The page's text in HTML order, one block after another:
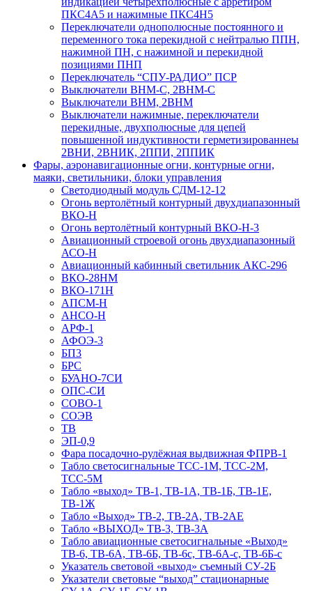
ПКС4А5 и нажимные ПКС4Н5
Переключатели однополюсные постоянного и
переменного тока перекидной с нейтралью ППН,
нажимной ПН, с нажимной и перекидной
позициями ПНП
Переключатель “СПУ-РАДИО” ПСР
Выключатели ВНМ-С, 2ВНМ-С
Выключатели ВНМ, 2ВНМ
Выключатели нажимные, переключатели
перекидные, двухполюсные для цепей
повышенной индуктивности герметизированнеы
2ВНИ, 2ВНИК, 2ППИ, 2ППИК
Фары, аэронавигационные огни, контyрные огни,
маяки, светильники, блоки управления
Светодиодный модуль СДМ-12-12
Огонь вертолётный контурный двухдиапазонный
ВКО-Н
Огонь вертолётный контурный ВКО-Н-3
Авиационный строевой огонь двухдиапазонный
АСО-Н
Авиационный кабинный светильник АКС-296
ВКО-28НМ
ВКО-171Н
АПСМ-Н
АНСО-Н
АРФ-1
АФОЭ-3
БП3
БРС
БУАНО-7СИ
ОПС-СИ
СОВО-1
СОЭВ
ТВ
ЭП-0,9
Фара посадочно-рулёжная выдвижная ФПРВ-1
Табло светосигнальные ТСС-1М, ТСС-2М,
ТСС-5М
Табло «выход» ТВ-1, ТВ-1А, ТВ-1Б, ТВ-1Е,
ТВ-1Ж
Табло «Выход» ТВ-2, ТВ-2А, ТВ-2АЕ
Табло «ВЫХОД» ТВ-3, ТВ-3А
Табло авиационные светосигнальные «Выход»
ТВ-6, ТВ-6А, ТВ-6Б, ТВ-6с, ТВ-6А-с, ТВ-6Б-с
Указатель световой «выход» съемный СУ-2Б
Указатели световые “выход” стационарные